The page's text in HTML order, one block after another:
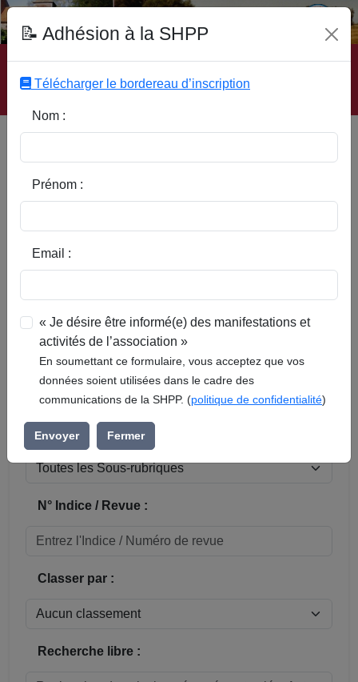
Accueil | Site SHPP | Auteurs | Editeurs | Rubriques |
Sous-Rubriques | Mots-Clefs | Contact
Réinitialiser
Sous-rubrique / Commune :
N° Indice / Revue :
Classer par :
Recherche libre :
📝 Adhésion à la SHPP
Télécharger le bordereau d’inscription
Nom :
Prénom :
Email :
« Je désire être informé(e) des manifestations et
activités de l’association »
En soumettant ce formulaire, vous acceptez que vos
données soient utilisées dans le cadre des
communications de la SHPP. (politique de confidentialité)
Envoyer Fermer